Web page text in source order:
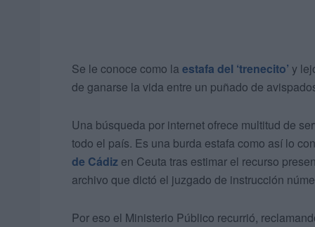
Se le conoce como la estafa del ‘trenecito’ y
de ganarse la vida entre un puñado de
Una búsqueda por internet ofrece multitud de
todo el país. Es una burda estafa como así lo
de Cádiz en Ceuta tras estimar el recurso
archivo que dictó el juzgado de instrucción
Por eso el Ministerio Público recurrió,